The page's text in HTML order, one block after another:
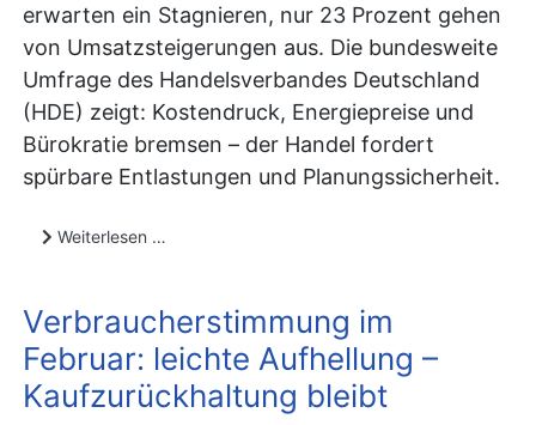
erwarten ein Stagnieren, nur 23 Prozent gehen
von Umsatzsteigerungen aus. Die bundesweite
Umfrage des Handelsverbandes Deutschland
(HDE) zeigt: Kostendruck, Energiepreise und
Bürokratie bremsen – der Handel fordert
spürbare Entlastungen und Planungssicherheit.
Weiterlesen …
Verbraucherstimmung im
Februar: leichte Aufhellung –
Kaufzurückhaltung bleibt